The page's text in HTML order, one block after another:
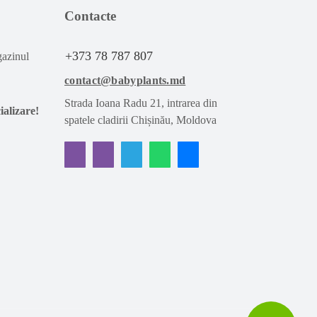
Contacte
+373 78 787 807
contact@babyplants.md
Strada Ioana Radu 21, intrarea din
spatele cladirii Chișinău, Moldova